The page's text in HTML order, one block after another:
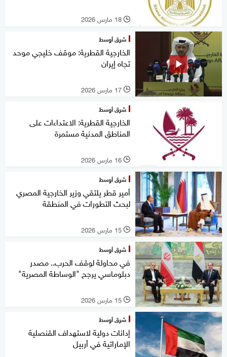
l 18 مارس 2026
شرق أوسط
الخارجية القطرية: موقف خليجي موحد
تجاه إيران
l 17 مارس 2026
شرق أوسط
الخارجية القطرية: الاعتداءات على
المناطق المدنية مستمرة
l 16 مارس 2026
شرق أوسط
أمير قطر يلتقي وزير الخارجية المصري
لبحث التطورات في المنطقة
l 15 مارس 2026
شرق أوسط
في محاولة لوقف الحرب.. مصدر
دبلوماسي يرجح "الوساطة المصرية"
l 15 مارس 2026
شرق أوسط
إدانات دولية لاستهداف القنصلية
الإماراتية في أربيل